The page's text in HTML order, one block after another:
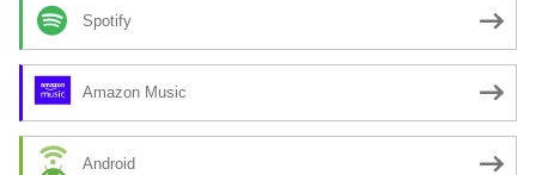
Spotify
Amazon Music
Android